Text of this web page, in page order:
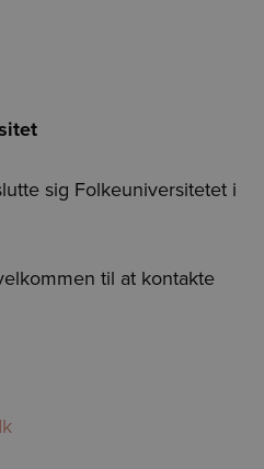
sig Folkeuniversitetet i
til at kontakte